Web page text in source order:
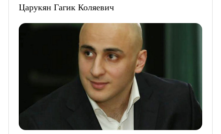
Царукян Гагик Коляевич